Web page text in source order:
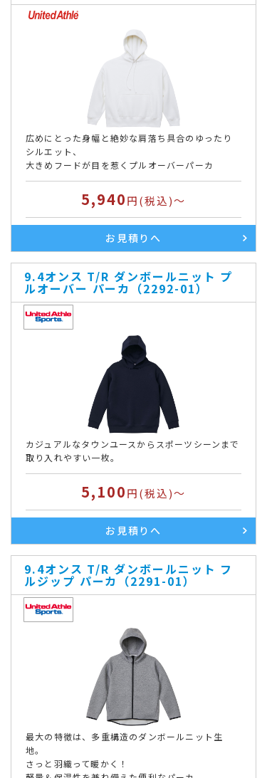
広めにとった身幅と絶妙な肩落ち具合のゆったり
シルエット、
大きめフードが目を惹くプルオーバーパーカ
5,940円(税込)～
お見積りへ
9.4オンス T/R ダンボールニット プ
ルオーバー パーカ（2292-01）
カジュアルなタウンユースからスポーツシーンまで
取り入れやすい一枚。
5,100円(税込)～
お見積りへ
9.4オンス T/R ダンボールニット フ
ルジップ パーカ（2291-01）
最大の特徴は、多重構造のダンボールニット生
地。
さっと羽織って暖かく！